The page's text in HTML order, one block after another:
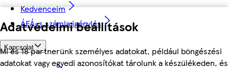
Adatvédelmi beállítások
Mi és 18 partnerünk személyes adatokat, például böngészési
adatokat vagy egyedi azonosítókat tárolunk a készülékeden, és
Kedvenceim
ÁFÁ-s számla igénylés
Kapcsolat